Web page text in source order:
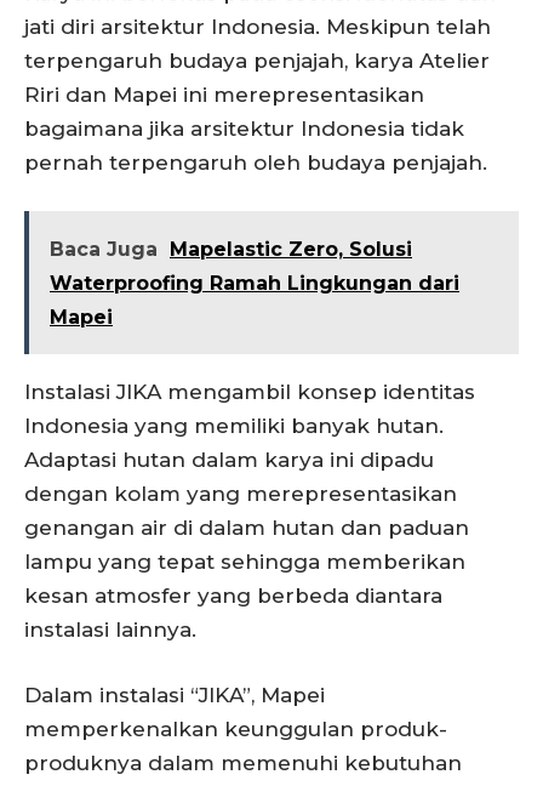
jati diri arsitektur Indonesia. Meskipun telah
terpengaruh budaya penjajah, karya Atelier
Riri dan Mapei ini merepresentasikan
bagaimana jika arsitektur Indonesia tidak
pernah terpengaruh oleh budaya penjajah.
Baca Juga
Mapelastic Zero, Solusi
Waterproofing Ramah Lingkungan dari
Mapei
Instalasi JIKA mengambil konsep identitas
Indonesia yang memiliki banyak hutan.
Adaptasi hutan dalam karya ini dipadu
dengan kolam yang merepresentasikan
genangan air di dalam hutan dan paduan
lampu yang tepat sehingga memberikan
kesan atmosfer yang berbeda diantara
instalasi lainnya.
Dalam instalasi “JIKA”, Mapei
memperkenalkan keunggulan produk-
produknya dalam memenuhi kebutuhan